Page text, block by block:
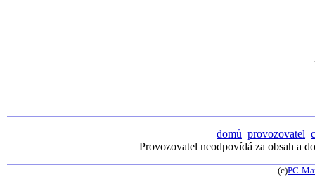
domů provozovatel
Provozovatel neodpovídá za obsah a
(c)PC-